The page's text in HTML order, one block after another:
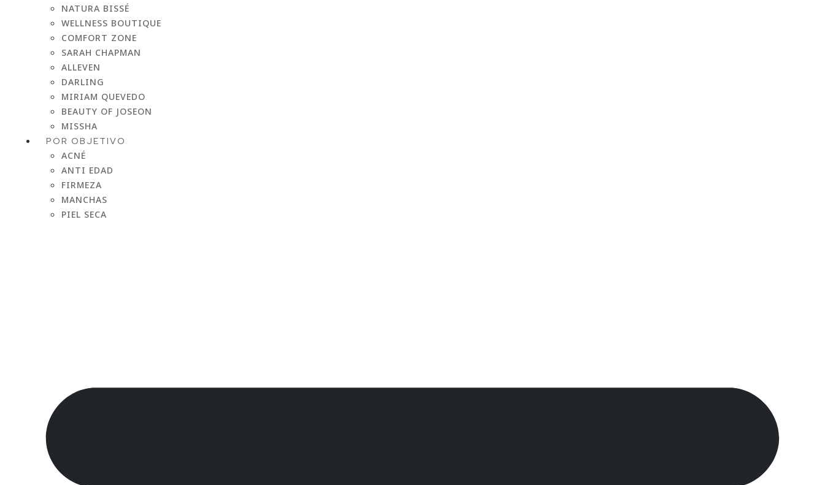
NATURA BISSÉ
WELLNESS BOUTIQUE
COMFORT ZONE
SARAH CHAPMAN
ALLEVEN
DARLING
MIRIAM QUEVEDO
BEAUTY OF JOSEON
MISSHA
POR OBJETIVO
ACNÉ
ANTI EDAD
FIRMEZA
MANCHAS
PIEL SECA